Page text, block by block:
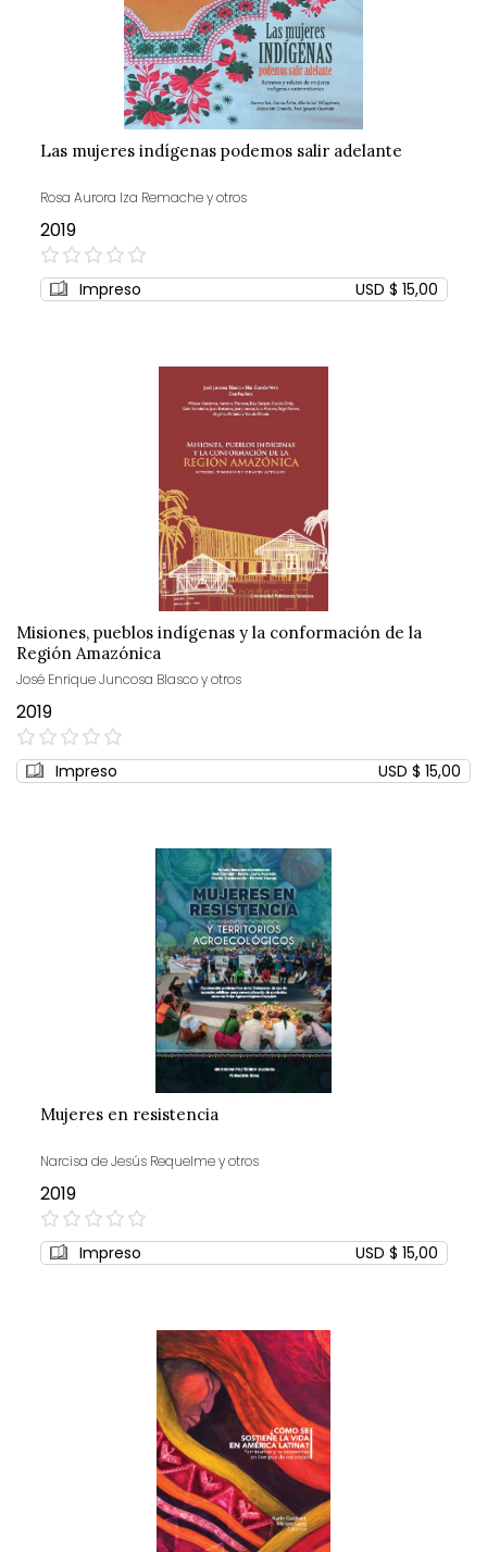
Las mujeres indígenas podemos salir adelante
Rosa Aurora Iza Remache y otros
2019
0%
Impreso USD $ 15,00
Misiones, pueblos indígenas y la conformación de la
Región Amazónica
José Enrique Juncosa Blasco y otros
2019
0%
Impreso USD $ 15,00
Mujeres en resistencia
Narcisa de Jesús Requelme y otros
2019
0%
Impreso USD $ 15,00